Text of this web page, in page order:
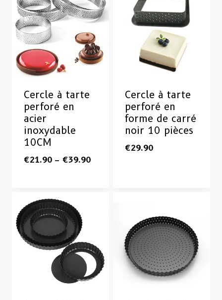
Cercle à tarte
perforé en
acier
inoxydable
10CM
€21.90 – €39.90
Cercle à tarte
perforé en
forme de carré
noir 10 pièces
€29.90